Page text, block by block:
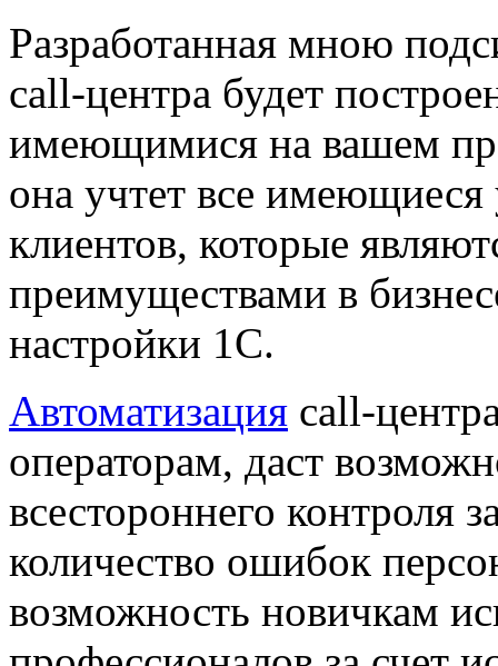
Разработанная мною
call-центра будет
имеющимися на вашем
она учтет все имеющиеся
клиентов, которые
преимуществами в
настройки 1С.
Автоматизация call-
операторам, даст
всестороннего контроля
количество ошибок
возможность новичкам